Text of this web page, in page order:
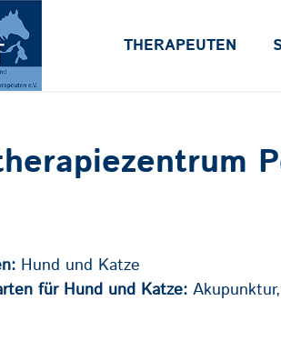
THERAPEUTEN
Hund und Katze
für Hund und Katze: